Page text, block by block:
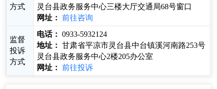
方式
灵台县政务服务中心三楼大厅交通局68号窗口
网址：
前往咨询
监督
投诉
方式
电话： 0933-5932124
地址： 甘肃省平凉市灵台县中台镇溪河南路253号
灵台县政务服务中心2楼205办公室
网址：
前往投诉